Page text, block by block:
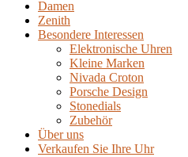
Damen
Zenith
Besondere Interessen
Elektronische Uhren
Kleine Marken
Nivada Croton
Porsche Design
Stonedials
Zubehör
Über uns
Verkaufen Sie Ihre Uhr